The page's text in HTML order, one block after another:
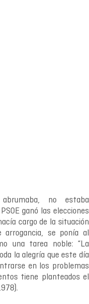
no estaba
ganó las elecciones
cargo de la situación
se ponía al
una tarea noble: “La
la alegría que este día
en los problemas
tiene planteados el